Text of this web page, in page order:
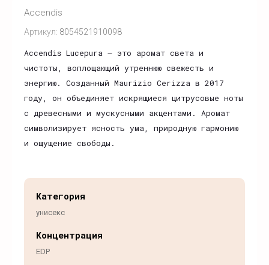
Артикул: 8054521910098
Accendis
Accendis Lucepura — это аромат света и
чистоты, воплощающий утреннюю свежесть и
энергию. Созданный Maurizio Cerizza в 2017
году, он объединяет искрящиеся цитрусовые ноты
с древесными и мускусными акцентами. Аромат
символизирует ясность ума, природную гармонию
и ощущение свободы.
Категория
унисекс
Концентрация
EDP